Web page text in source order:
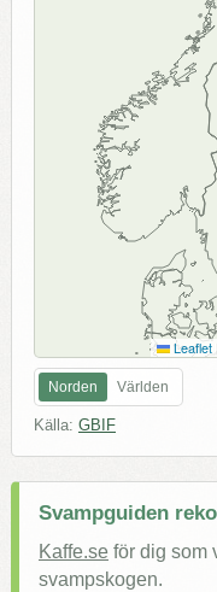
Leaflet
Norden Världen
Källa: GBIF
Svampguiden
Kaffe.se för dig som
svampskogen.